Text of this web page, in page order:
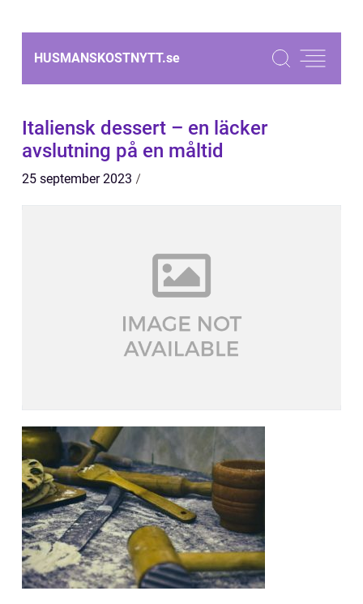
HUSMANSKOSTNYTT.se
Italiensk dessert – en läcker
avslutning på en måltid
25 september 2023